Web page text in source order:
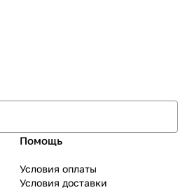
Помощь
Условия оплаты
Условия доставки